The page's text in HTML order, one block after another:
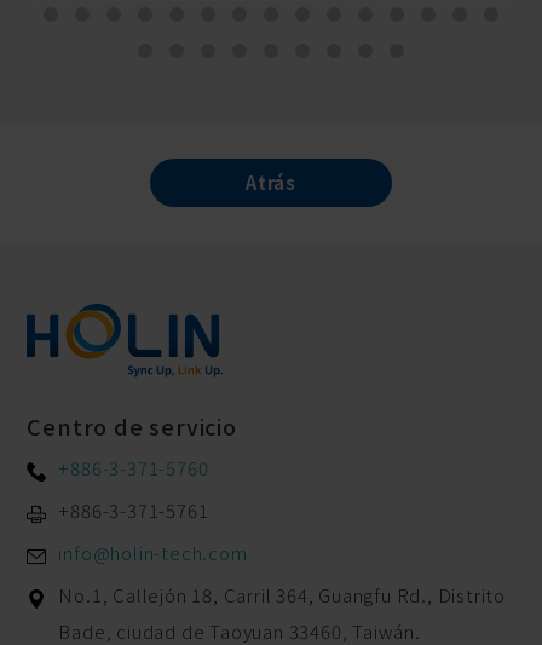
Atrás
Centro de servicio
+886-3-371-5760
+886-3-371-5761
info@holin-tech.com
No.1, Callejón 18, Carril 364, Guangfu Rd.,
Distrito
Bade, ciudad de Taoyuan 33460 Taiwán.